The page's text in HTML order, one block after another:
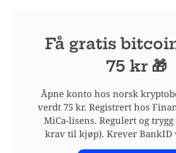
Få gratis
75 kr 🎁
Åpne konto hos norsk
verdt 75 kr. Registrert hos
MiCa-lisens. Regulert og
krav til kjøp). Krever BankID